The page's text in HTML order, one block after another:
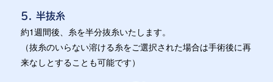
5. 半抜糸
約1週間後、糸を半分抜糸いたします。
（抜糸のいらない溶ける糸をご選択された場合は手術後に再
来なしとすることも可能です）